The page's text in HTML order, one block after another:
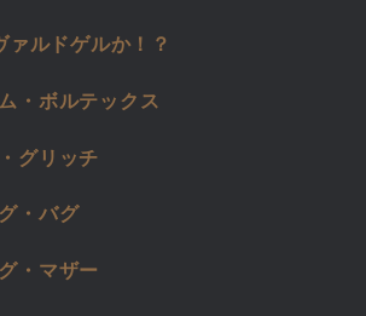
ァルドゲルか！？
・ボルテックス
グリッチ
・バグ
・マザー